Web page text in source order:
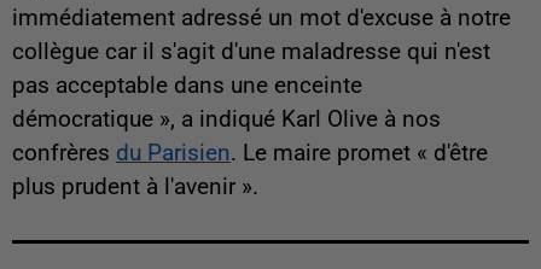
immédiatement adressé un mot d'excuse à notre
collègue car il s'agit d'une maladresse qui n'est
pas acceptable dans une enceinte
démocratique », a indiqué Karl Olive à nos
confrères du Parisien. Le maire promet « d'être
plus prudent à l'avenir ».